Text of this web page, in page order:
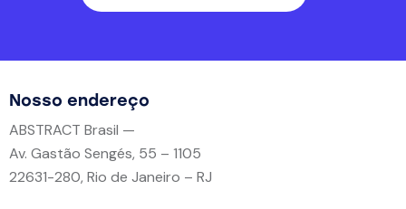
Nosso endereço
ABSTRACT Brasil —
Av. Gastão Sengés, 55 – 1105
22631-280, Rio de Janeiro – RJ